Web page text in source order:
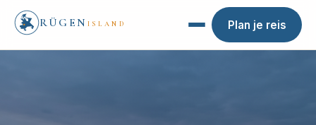
RÜGEN ISLAND Plan je reis